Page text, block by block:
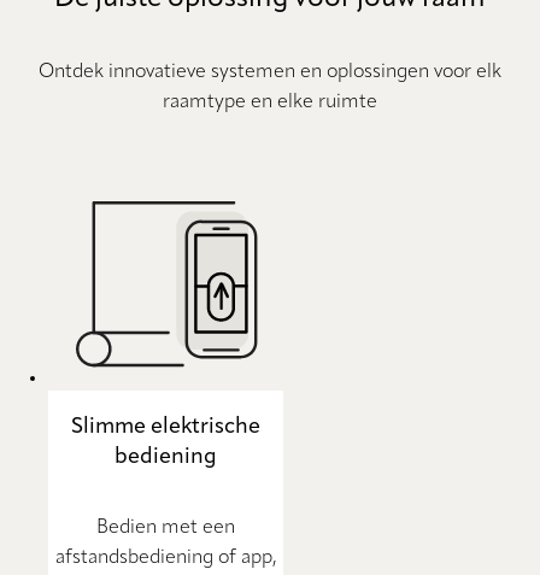
Ontdek innovatieve systemen en oplossingen voor elk
raamtype en elke ruimte
Slimme elektrische
bediening
Bedien met een
afstandsbediening of app,